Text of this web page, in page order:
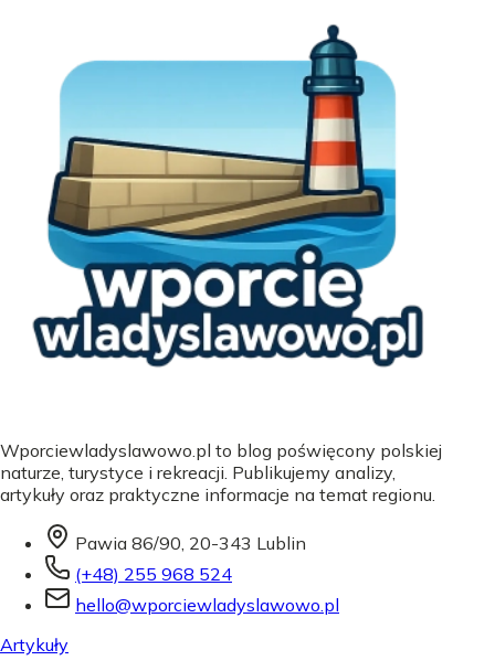
Wporciewladyslawowo.pl to blog poświęcony polskiej
naturze, turystyce i rekreacji. Publikujemy analizy,
artykuły oraz praktyczne informacje na temat regionu.
Pawia 86/90, 20-343 Lublin
(+48) 255 968 524
hello@wporciewladyslawowo.pl
Artykuły